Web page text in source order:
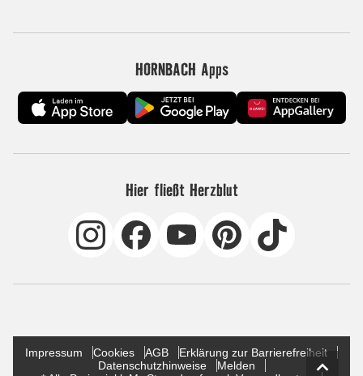
HORNBACH Apps
Hier fließt Herzblut
Impressum Cookies AGB
Erklärung zur Barrierefreiheit
Datenschutzhinweise
Melden